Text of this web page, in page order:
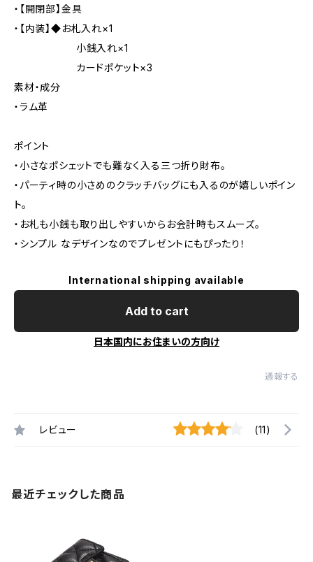
・【開閉部】金具
・【内装】◆お札入れ×1
小銭入れ×1
カードポケット×3
素材・成分
・ラム革
ポイント
・小さなポシェットでも難なく入る三つ折り財布。
・パーティ時の小さめのクラッチバッグにも入るのが嬉しいポイン
ト。
・お札も小銭も取り出しやすいからお会計時もスムーズ。
・シンプル なデザインなのでプレゼントにもぴったり！
International shipping available
Add to cart
日本国内にお住まいの方向け
通報する
レビュー (11)
最近チェックした商品